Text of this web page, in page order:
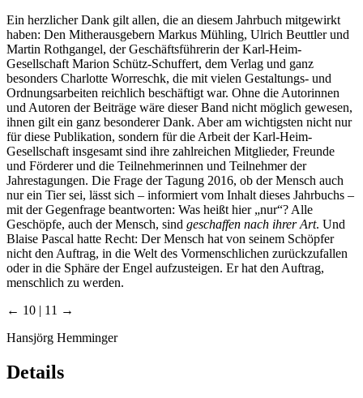
Ein herzlicher Dank gilt allen, die an diesem Jahrbuch mitgewirkt
haben: Den Mitherausgebern Markus Mühling, Ulrich Beuttler und
Martin Rothgangel, der Geschäftsführerin der Karl-Heim-
Gesellschaft Marion Schütz-Schuffert, dem Verlag und ganz
besonders Charlotte Worreschk, die mit vielen Gestaltungs- und
Ordnungsarbeiten reichlich beschäftigt war. Ohne die Autorinnen
und Autoren der Beiträge wäre dieser Band nicht möglich gewesen,
ihnen gilt ein ganz besonderer Dank. Aber am wichtigsten nicht nur
für diese Publikation, sondern für die Arbeit der Karl-Heim-
Gesellschaft insgesamt sind ihre zahlreichen Mitglieder, Freunde
und Förderer und die Teilnehmerinnen und Teilnehmer der
Jahrestagungen. Die Frage der Tagung 2016, ob der Mensch auch
nur ein Tier sei, lässt sich – informiert vom Inhalt dieses Jahrbuchs –
mit der Gegenfrage beantworten: Was heißt hier „nur“? Alle
Geschöpfe, auch der Mensch, sind geschaffen nach ihrer Art. Und
Blaise Pascal hatte Recht: Der Mensch hat von seinem Schöpfer
nicht den Auftrag, in die Welt des Vormenschlichen zurückzufallen
oder in die Sphäre der Engel aufzusteigen. Er hat den Auftrag,
menschlich zu werden.
← 10 | 11 →
Hansjörg Hemminger
Details